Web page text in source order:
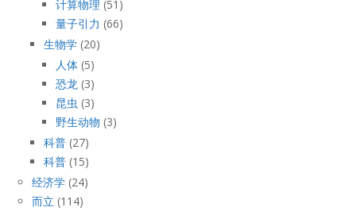
计算物理 (51)
量子引力 (66)
生物学 (20)
人体 (5)
恐龙 (3)
昆虫 (3)
野生动物 (3)
科普 (27)
科普 (15)
经济学 (24)
而立 (114)